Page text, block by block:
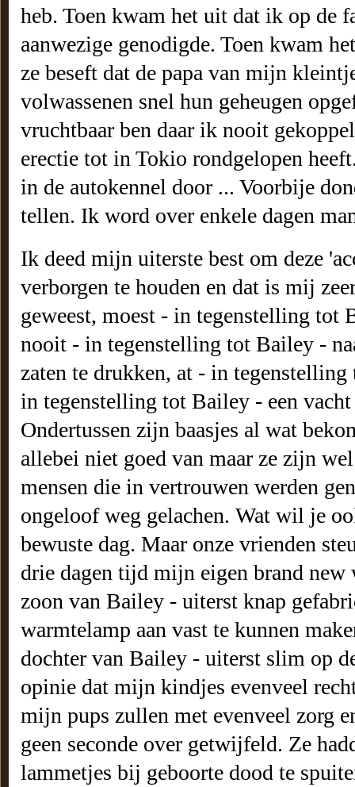
heb. Toen kwam het uit dat ik op de
aanwezige genodigde. Toen kwam
ze beseft dat de papa van mijn
volwassenen snel hun geheugen
vruchtbaar ben daar ik nooit
erectie tot in Tokio rondgelopen
in de autokennel door ... Voorbije
tellen. Ik word over enkele dagen
Ik deed mijn uiterste best om deze
verborgen te houden en dat is mij
geweest, moest - in tegenstelling tot
nooit - in tegenstelling tot Bailey -
zaten te drukken, at - in
in tegenstelling tot Bailey - een
Ondertussen zijn baasjes al wat
allebei niet goed van maar ze zijn
mensen die in vertrouwen werden
ongeloof weg gelachen. Wat wil je
bewuste dag. Maar onze vrienden
drie dagen tijd mijn eigen brand
zoon van Bailey - uiterst knap
warmtelamp aan vast te kunnen
dochter van Bailey - uiterst slim op
opinie dat mijn kindjes evenveel
mijn pups zullen met evenveel zorg
geen seconde over getwijfeld. Ze
lammetjes bij geboorte dood te